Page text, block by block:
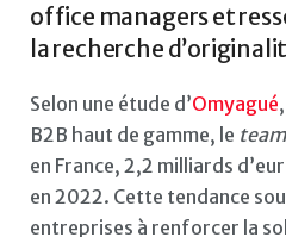
office managers et
la recherche
Selon une étude d’Omyagué
B2B haut de gamme, le
en France, 2,2 milliards
en 2022. Cette tendance
entreprises à renforcer la